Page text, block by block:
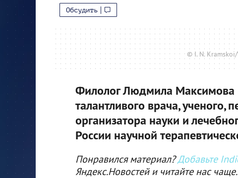
Обсудить
© I. N.
Филолог Людмила Максимова
талантливого врача, ученого,
организатора науки и
России научной
Понравился материал?Добавьте
Яндекс.Новостей и читайте нас чаще.